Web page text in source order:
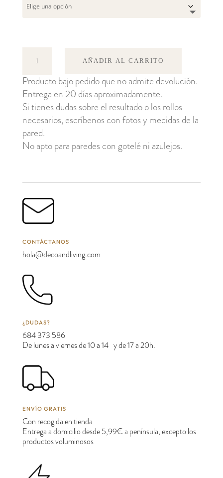
AÑADIR AL CARRITO
Producto bajo pedido que no admite devolución.
Entrega en 20 días aproximadamente.
Si tienes dudas sobre el resultado o los rollos
necesarios, escríbenos con fotos y medidas de la
pared.
No apto para paredes con gotelé ni azulejos.
CONTÁCTANOS
hola@decoandliving.com
¿DUDAS?
684 373 586
De lunes a viernes de 10 a 14 y de 17 a 20h.
ENVÍO GRATIS
Con recogida en tienda
Entrega a domicilio desde 5,99€ a península, excepto los
productos voluminosos